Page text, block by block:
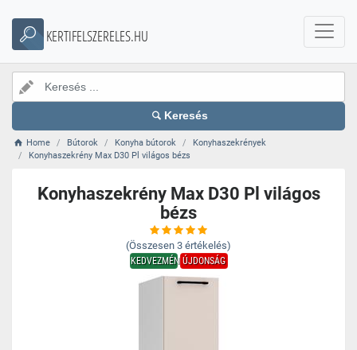
KERTIFELSZERELES.HU
Keresés
Home Bútorok Konyha bútorok
Konyhaszekrények
Konyhaszekrény Max D30 Pl világos bézs
Konyhaszekrény Max D30 Pl világos
bézs
(Összesen 3 értékelés)
KEDVEZMÉNYÚJDONSÁG